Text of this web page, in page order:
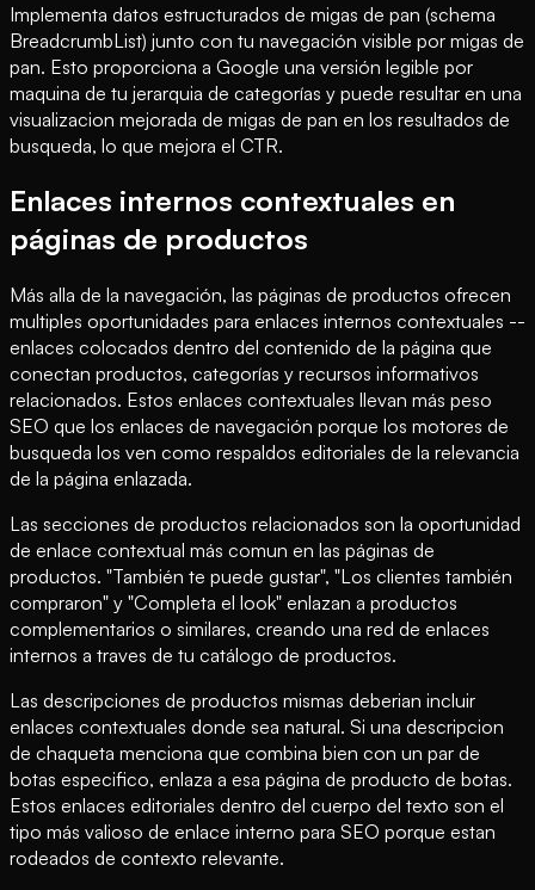
Implementa datos estructurados de migas de pan (schema
BreadcrumbList) junto con tu navegación visible por migas de
pan. Esto proporciona a Google una versión legible por
maquina de tu jerarquia de categorías y puede resultar en una
visualizacion mejorada de migas de pan en los resultados de
busqueda, lo que mejora el CTR.
Enlaces internos contextuales en
páginas de productos
Más alla de la navegación, las páginas de productos ofrecen
multiples oportunidades para enlaces internos contextuales --
enlaces colocados dentro del contenido de la página que
conectan productos, categorías y recursos informativos
relacionados. Estos enlaces contextuales llevan más peso
SEO que los enlaces de navegación porque los motores de
busqueda los ven como respaldos editoriales de la relevancia
de la página enlazada.
Las secciones de productos relacionados son la oportunidad
de enlace contextual más comun en las páginas de
productos. "También te puede gustar", "Los clientes también
compraron" y "Completa el look" enlazan a productos
complementarios o similares, creando una red de enlaces
internos a traves de tu catálogo de productos.
Las descripciones de productos mismas deberian incluir
enlaces contextuales donde sea natural. Si una descripcion
de chaqueta menciona que combina bien con un par de
botas especifico, enlaza a esa página de producto de botas.
Estos enlaces editoriales dentro del cuerpo del texto son el
tipo más valioso de enlace interno para SEO porque estan
rodeados de contexto relevante.